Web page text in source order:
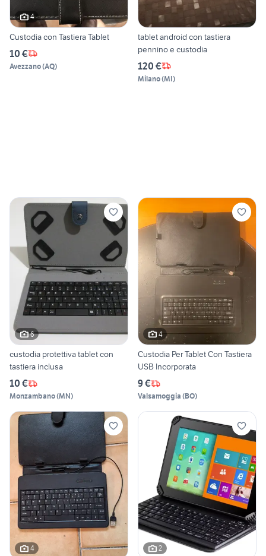
4
Custodia con Tastiera Tablet
10 €
Avezzano(AQ)
tablet android con tastiera
pennino e custodia
120 €
Milano(MI)
6
custodia protettiva tablet con
tastiera inclusa
10 €
Monzambano(MN)
4
Custodia Per Tablet Con Tastiera
USB Incorporata
9 €
Valsamoggia (BO)
4 2